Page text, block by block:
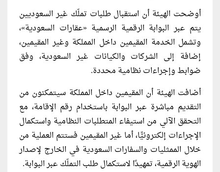
أوضحت الهيئة أن استقبال طلبات تملّك غير السعوديين
يتم عبر البوابة الرقمية الرسمية «عقارات السعودية»،
وتشمل الخدمة المقيمين داخل المملكة وغير المقيمين،
إضافة إلى الشركات والكيانات غير السعودية، وفق
ضوابط وإجراءات نظامية محددة.
أضافت الهيئة أن المقيمين داخل المملكة سيتمكنون من
التقديم مباشرة عبر البوابة باستخدام رقم الإقامة، مع
التحقق الآلي من استيفاء المتطلبات النظامية واستكمال
الإجراءات إلكترونيًّا، أما غير المقيمين فستتم العملية من
خلال الممثليات والسفارات السعودية في الخارج لإصدار
الهوية الرقمية، تمهيدًا لاستكمال طلب التملّك عبر البوابة.